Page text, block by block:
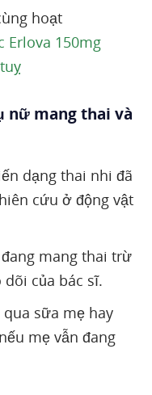
hoạt
Erlova 150mg
nữ mang thai và
dạng thai nhi đã
cứu ở động vật
mang thai trừ
của bác sĩ.
sữa mẹ hay
mẹ vẫn đang